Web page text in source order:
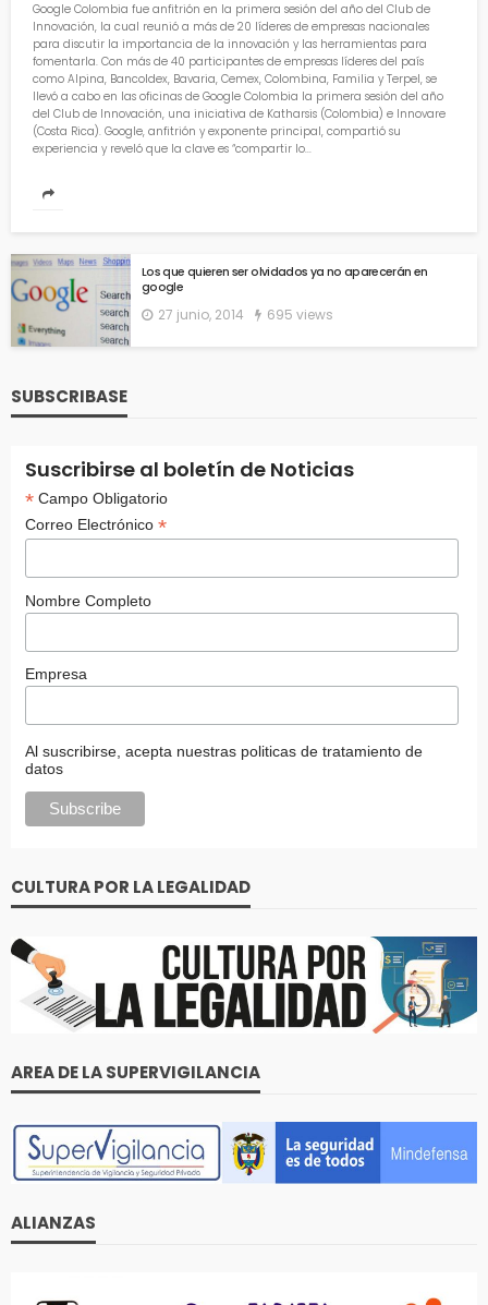
Google Colombia fue anfitrión en la primera sesión del año del Club de
Innovación, la cual reunió a más de 20 líderes de empresas nacionales
para discutir la importancia de la innovación y las herramientas para
fomentarla. Con más de 40 participantes de empresas líderes del país
como Alpina, Bancoldex, Bavaria, Cemex, Colombina, Familia y Terpel, se
llevó a cabo en las oficinas de Google Colombia la primera sesión del año
del Club de Innovación, una iniciativa de Katharsis (Colombia) e Innovare
(Costa Rica). Google, anfitrión y exponente principal, compartió su
experiencia y reveló que la clave es “compartir lo...
Los que quieren ser olvidados ya no aparecerán en
google
27 junio, 2014 695 views
SUBSCRIBASE
Suscribirse al boletín de Noticias
*Campo Obligatorio
Correo Electrónico *
Nombre Completo
Empresa
Al suscribirse, acepta nuestras politicas de tratamiento de
datos
CULTURA POR LA LEGALIDAD
AREA DE LA SUPERVIGILANCIA
ALIANZAS